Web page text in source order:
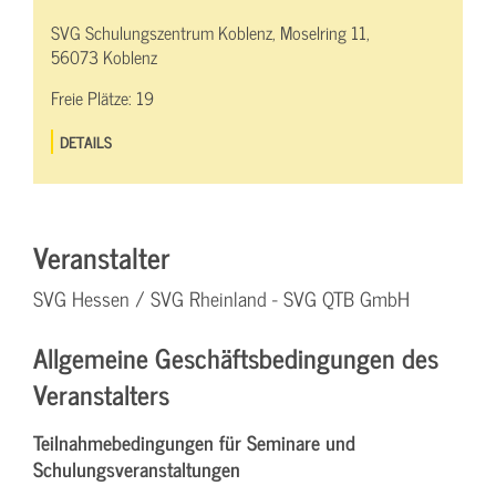
SVG Schulungszentrum Koblenz, Moselring 11,
56073 Koblenz
Freie Plätze: 19
DETAILS
Veranstalter
SVG Hessen / SVG Rheinland - SVG QTB GmbH
Allgemeine Geschäftsbedingungen des
Veranstalters
Teilnahmebedingungen für Seminare und
Schulungsveranstaltungen